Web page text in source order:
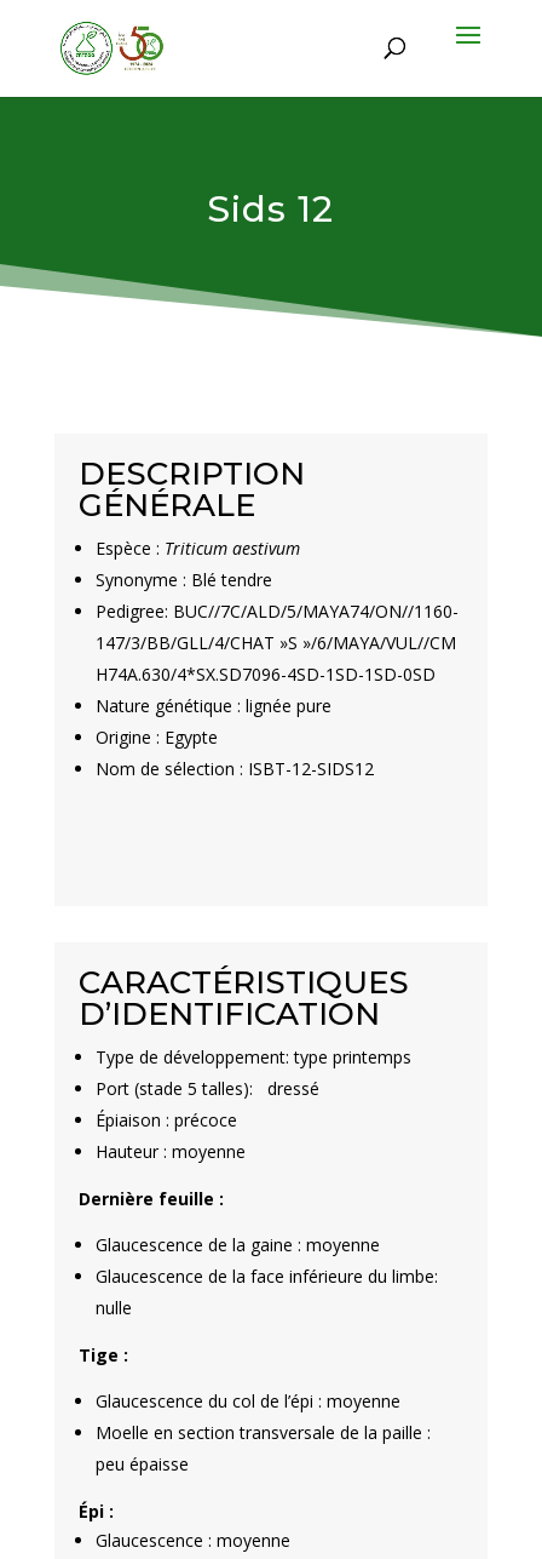
Sids 12
DESCRIPTION
GÉNÉRALE
Espèce : Triticum aestivum
Synonyme : Blé tendre
Pedigree: BUC//7C/ALD/5/MAYA74/ON//1160-
147/3/BB/GLL/4/CHAT »S »/6/MAYA/VUL//CM
H74A.630/4*SX.SD7096-4SD-1SD-1SD-0SD
Nature génétique : lignée pure
Origine : Egypte
Nom de sélection : ISBT-12-SIDS12
CARACTÉRISTIQUES
D’IDENTIFICATION
Type de développement: type printemps
Port (stade 5 talles): dressé
Épiaison : précoce
Hauteur : moyenne
Dernière feuille :
Glaucescence de la gaine : moyenne
Glaucescence de la face inférieure du limbe:
nulle
Tige :
Glaucescence du col de l’épi : moyenne
Moelle en section transversale de la paille :
peu épaisse
Épi :
Glaucescence : moyenne